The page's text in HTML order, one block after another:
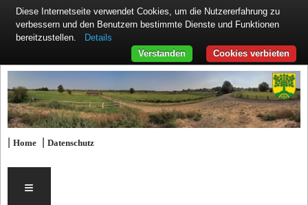
|Home |Datenschutz
≡
Diese Internetseite verwendet Cookies, um die Nutzererfahrung zu
verbessern und den Benutzern bestimmte Dienste und Funktionen
bereitzustellen.
Details
Cookies verbieten
Verstanden